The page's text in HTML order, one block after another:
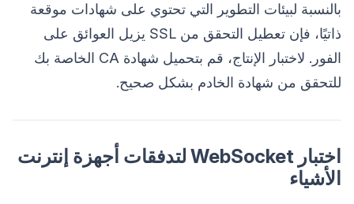
بالنسبة لبيئات التطوير التي تحتوي على شهادات موقعة
ذاتيًا، فإن تعطيل التحقق من SSL يزيل العوائق على
الفور. لاختبار الإنتاج، قم بتحميل شهادة CA الخاصة بك
للتحقق من شهادة الخادم بشكل صحيح.
اختبار WebSocket لتدفقات أجهزة إنترنت
الأشياء